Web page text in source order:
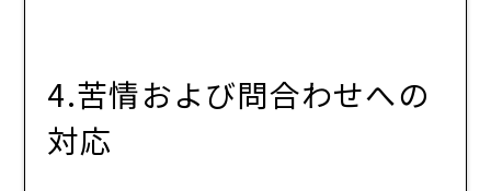
4.苦情および問合わせへの
対応